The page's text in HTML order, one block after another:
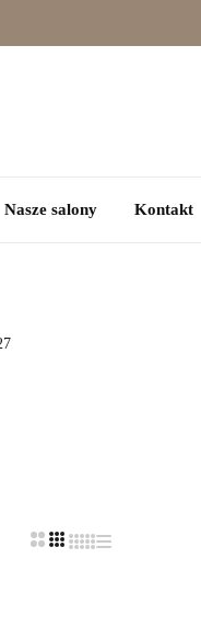
Nasze salony Kontakt